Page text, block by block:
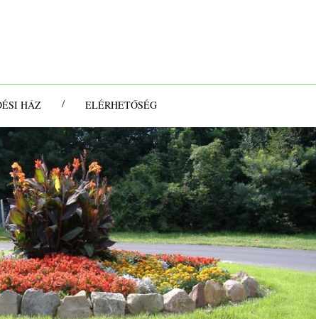
HÁZ / ELÉRHETŐSÉG